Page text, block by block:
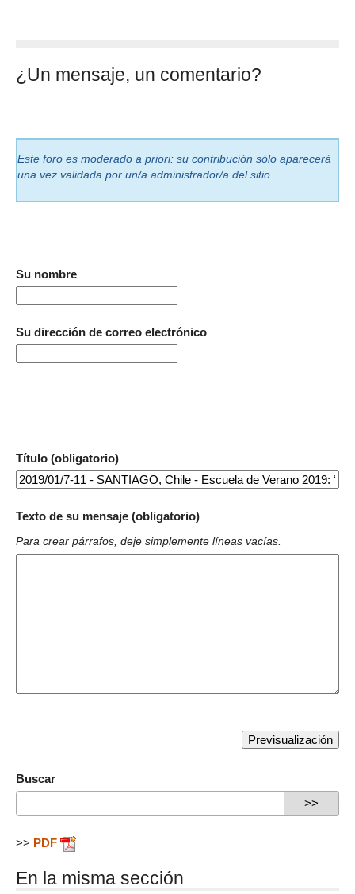
¿Un mensaje, un comentario?
Este foro es moderado a priori: su contribución sólo aparecerá
una vez validada por un/a administrador/a del sitio.
Su nombre
Su dirección de correo electrónico
Título (obligatorio)
Texto de su mensaje (obligatorio)
Para crear párrafos, deje simplemente líneas vacías.
Buscar
>> PDF
En la misma sección